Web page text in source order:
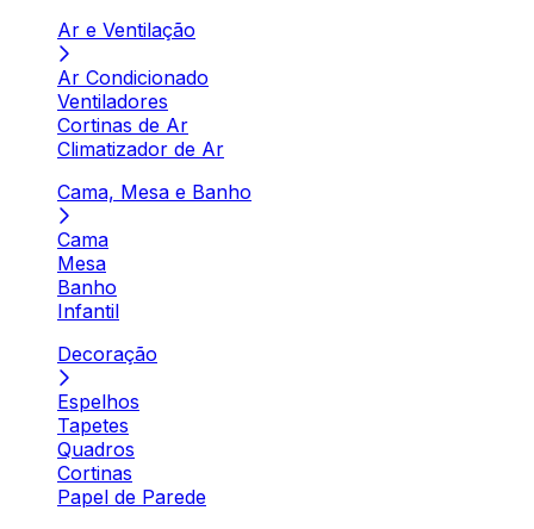
Ar e Ventilação
Ar Condicionado
Ventiladores
Cortinas de Ar
Climatizador de Ar
Cama, Mesa e Banho
Cama
Mesa
Banho
Infantil
Decoração
Espelhos
Tapetes
Quadros
Cortinas
Papel de Parede